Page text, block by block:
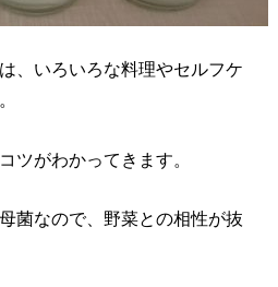
、いろいろな料理やセルフケ
ツがわかってきます。
菌なので、野菜との相性が抜